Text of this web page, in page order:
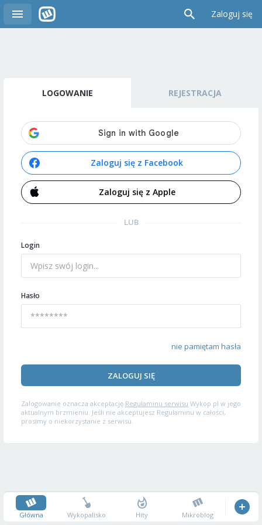
Zaloguj się
LOGOWANIE REJESTRACJA
Zaloguj się z Facebook
Zaloguj się z Apple
LUB
Login
Hasło
nie pamiętam hasła
ZALOGUJ SIĘ
Zalogowanie oznacza akceptację Regulaminu serwisu Wykop.pl w jego
aktualnym brzmieniu. Jeśli nie akceptujesz Regulaminu w całości,
prosimy o niekorzystanie z serwisu.
Główna Wykopalisko Hity Mikroblog